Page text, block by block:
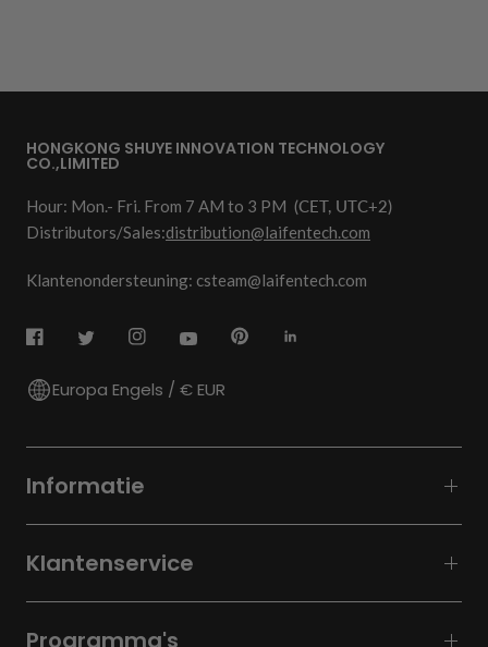
HONGKONG SHUYE INNOVATION TECHNOLOGY
CO.,LIMITED
Hour: Mon.- Fri. From 7 AM to 3 PM (CET, UTC+2)
Distributors/Sales:distribution@laifentech.com
Klantenondersteuning: csteam@laifentech.com
Europa Engels / € EUR
Informatie
Klantenservice
Programma's